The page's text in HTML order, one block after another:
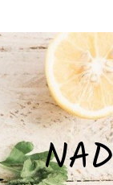
NAD